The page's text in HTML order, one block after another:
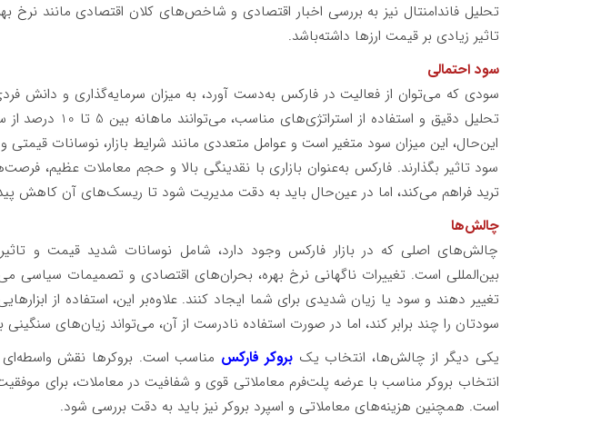
تحلیل فاندامنتال نیز به بررسی اخبار اقتصادی و شاخص‌های کلان اقتصادی مانند نرخ
تاثیر زیادی بر قیمت ارزها داشته‌باشد.
سود احتمالی
سودی که می‌توان از فعالیت در فارکس به‌دست آورد، به میزان سرمایه‌گذاری و دانش
تحلیل دقیق و استفاده از استراتژی‌های مناسب، می‌توانند ماهانه بین 5 تا 10 درصد از
این‌حال، این میزان سود متغیر است و عوامل متعددی مانند شرایط بازار، نوسانات قیمتی و
سود تاثیر بگذارند. فارکس به‌عنوان بازاری با نقدینگی بالا و حجم معاملات عظیم،
ترید فراهم می‌کند، اما در عین‌حال باید به دقت مدیریت شود تا ریسک‌های آن کاهش
چالش‌ها
چالش‌های اصلی که در بازار فارکس وجود دارد، شامل نوسانات شدید قیمت و
بین‌المللی است. تغییرات ناگهانی نرخ بهره، بحران‌های اقتصادی و تصمیمات سیاسی
تغییر دهند و سود یا زیان شدیدی برای شما ایجاد کنند. علاوه‌بر این، استفاده از
سودتان را چند برابر کند، اما در صورت استفاده نادرست از آن، می‌تواند زیان‌های سنگینی
یکی دیگر از چالش‌ها، انتخاب یک بروکر فارکس مناسب است. بروکرها نقش واسطه‌ای
انتخاب بروکر مناسب با عرضه پلت‌فرم معاملاتی قوی و شفافیت در معاملات، برای
است. همچنین هزینه‌های معاملاتی و اسپرد بروکر نیز باید به دقت بررسی شود.